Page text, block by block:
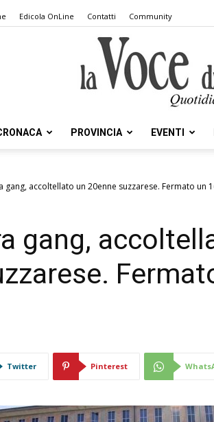
Edicola OnLine Contatti Community
PROVINCIA EVENTI
gang, accoltellato un 20enne suzzarese. Fermato un
gang,
Twitter Pinterest